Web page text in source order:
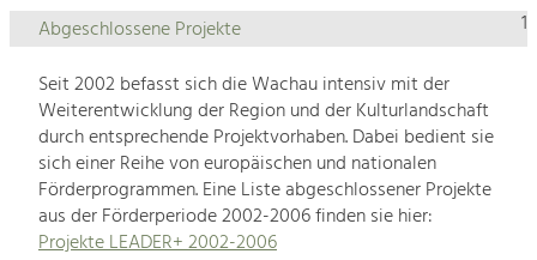
1
Abgeschlossene Projekte
Seit 2002 befasst sich die Wachau intensiv mit der
Weiterentwicklung der Region und der Kulturlandschaft
durch entsprechende Projektvorhaben. Dabei bedient sie
sich einer Reihe von europäischen und nationalen
Förderprogrammen. Eine Liste abgeschlossener Projekte
aus der Förderperiode 2002-2006 finden sie hier:
Projekte LEADER+ 2002-2006